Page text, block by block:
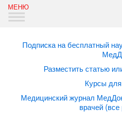
Подписка на бесплатный
Разместить статью
Курсы
Медицинский журнал
врачей